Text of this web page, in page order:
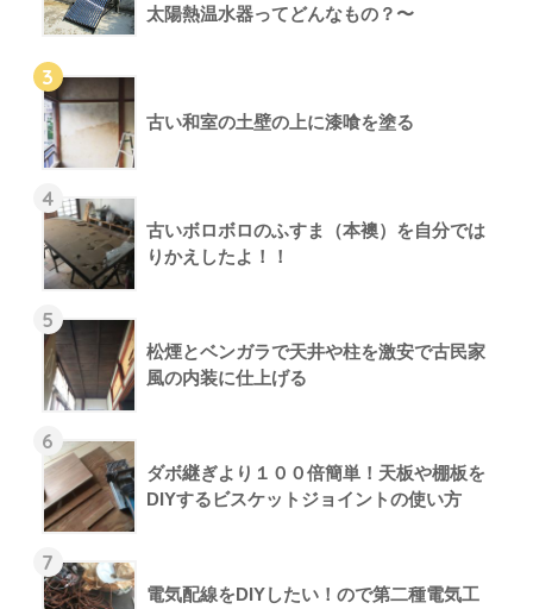
太陽熱温水器ってどんなもの？〜
3
古い和室の土壁の上に漆喰を塗る
4
古いボロボロのふすま（本襖）を自分では
りかえしたよ！！
5
松煙とベンガラで天井や柱を激安で古民家
風の内装に仕上げる
6
ダボ継ぎより１００倍簡単！天板や棚板を
DIYするビスケットジョイントの使い方
7
電気配線をDIYしたい！ので第二種電気工